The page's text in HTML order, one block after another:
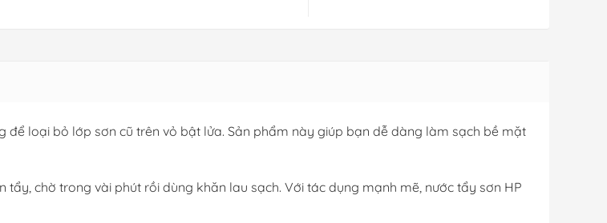
loại bỏ lớp sơn cũ trên vỏ bật lửa. Sản phẩm này giúp bạn dễ dàng làm sạch bề mặt
chờ trong vài phút rồi dùng khăn lau sạch. Với tác dụng mạnh mẽ, nước tẩy sơn HP